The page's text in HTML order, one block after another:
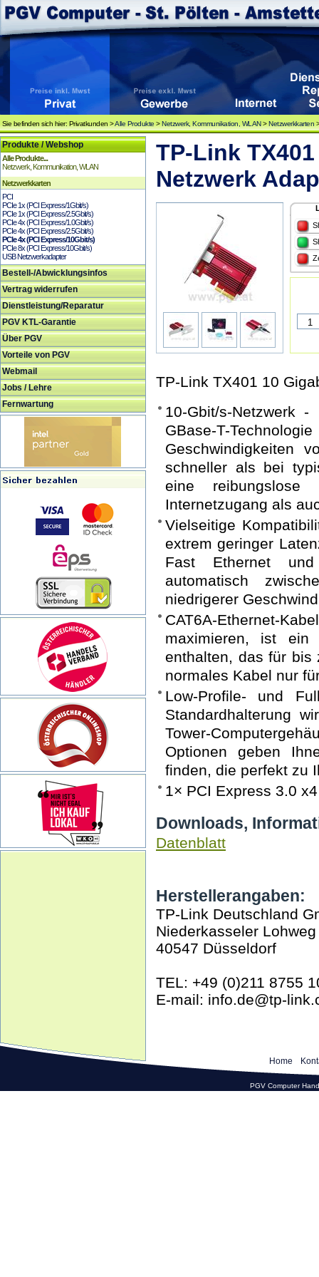
Sie befinden sich hier: Privatkunden >Alle Produkte >Netzwerk, Kommunikation, WLAN>Netzwerkkarten
Produkte / Webshop
Alle Produkte...
Netzwerk, Kommunikation, WLAN
Netzwerkkarten
PCI
PCIe 1x (PCI Express/1Gbit/s)
PCIe 1x (PCI Express/2.5Gbit/s)
PCIe 4x (PCI Express/1.0Gbit/s)
PCIe 4x (PCI Express/2.5Gbit/s)
PCIe 4x (PCI Express/10Gbit/s)
PCIe 8x (PCI Express/10Gbit/s)
USB Netzwerkadapter
Bestell-/Abwicklungsinfos
Vertrag widerrufen
Dienstleistung/Reparatur
PGV KTL-Garantie
Über PGV
Vorteile von PGV
Webmail
Jobs / Lehre
Fernwartung
TP-Link
Netzwerk
TP-Link TX401 10
10-Gbit/s-Netzwerk
GBase-T-
Geschwindigkeiten
schneller als bei
eine reibungslose
Internetzugang als
Vielseitige
extrem geringer
Fast Ethernet
automatisch
niedrigerer
CAT6A-Ethernet-
maximieren, ist ein
enthalten, das für bis
normales Kabel nur
Low-Profile- und
Standardhalterung
Tower-
Optionen geben
finden, die perfekt zu
1× PCI Express 3.0 x4
Downloads,
Datenblatt
Herstellerangaben:
TP-Link Deutschland
Niederkasseler
40547 Düsseldorf
TEL: +49 (0)211 8755
E-mail: info.de@tp-
Home
PGV Computer